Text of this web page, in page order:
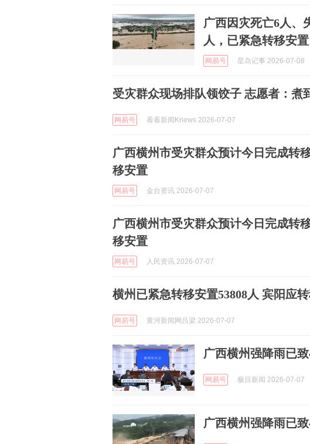
广西因灾死亡6人、
人，已紧急转移安
网易号 星岛记事 2026-07-08
受灾群众现场排队领饺子 志愿者：煮
网易号 看看新闻Knews 2026-07-07
广西横州市受灾群众预计今日完成转
移安置
网易号 金台资讯 2026-07-07
广西横州市受灾群众预计今日完成转
移安置
网易号 人民资讯 2026-07-07
横州已紧急转移安置53808人 宾阳应
网易号 黄河新闻网吕梁 2026-07-07
广西横州强降雨已
网易号 极目新闻 2026-07-07
广西横州强降雨已